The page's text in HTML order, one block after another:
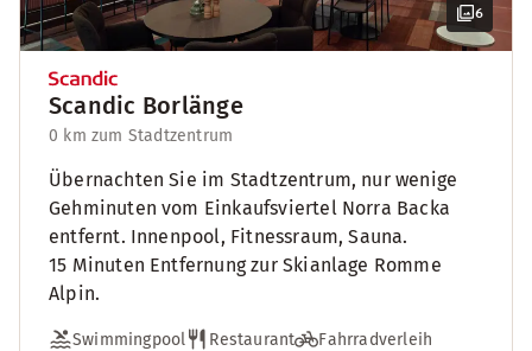
6
Scandic Borlänge
0 km zum Stadtzentrum
Übernachten Sie im Stadtzentrum, nur wenige
Gehminuten vom Einkaufsviertel Norra Backa
entfernt. Innenpool, Fitnessraum, Sauna.
15 Minuten Entfernung zur Skianlage Romme
Alpin.
Swimmingpool Restaurant
Fahrradverleih